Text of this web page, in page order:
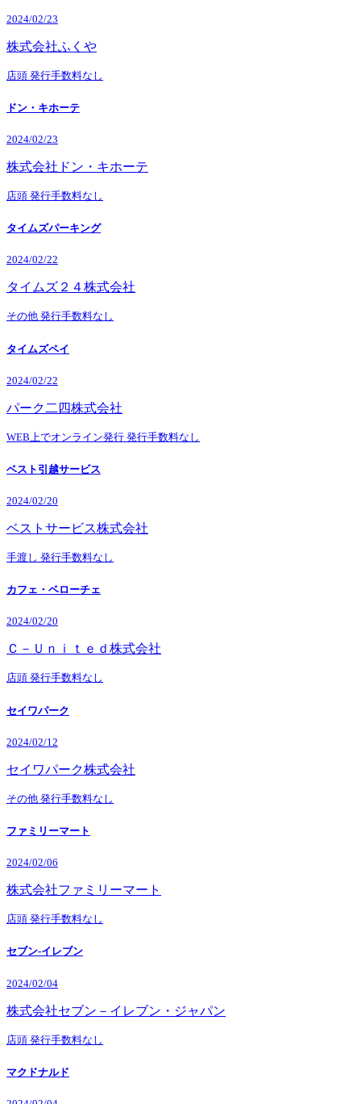
2024/02/23
株式会社ふくや
店頭 発行手数料なし
ドン・キホーテ
2024/02/23
株式会社ドン・キホーテ
店頭 発行手数料なし
タイムズパーキング
2024/02/22
タイムズ２４株式会社
その他 発行手数料なし
タイムズペイ
2024/02/22
パーク二四株式会社
WEB上でオンライン発行 発行手数料なし
ベスト引越サービス
2024/02/20
ベストサービス株式会社
手渡し 発行手数料なし
カフェ・ベローチェ
2024/02/20
Ｃ－Ｕｎｉｔｅｄ株式会社
店頭 発行手数料なし
セイワパーク
2024/02/12
セイワパーク株式会社
その他 発行手数料なし
ファミリーマート
2024/02/06
株式会社ファミリーマート
店頭 発行手数料なし
セブン-イレブン
2024/02/04
株式会社セブン－イレブン・ジャパン
店頭 発行手数料なし
マクドナルド